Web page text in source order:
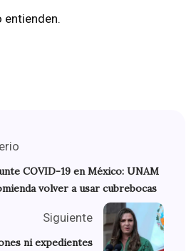
entienden.
COVID-19 en México: UNAM
volver a usar cubrebocas
Siguiente
ni expedientes